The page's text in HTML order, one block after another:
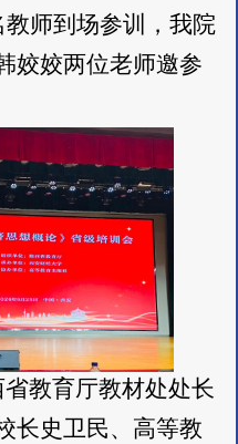
教师到场参训，我院
姣姣两位老师邀参
教育厅教材处处长
长史卫民、高等教